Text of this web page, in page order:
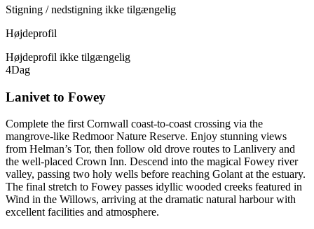
Stigning / nedstigning ikke tilgængelig
Højdeprofil
Højdeprofil ikke tilgængelig
4Dag
Lanivet to Fowey
Complete the first Cornwall coast-to-coast crossing via the
mangrove-like Redmoor Nature Reserve. Enjoy stunning views
from Helman’s Tor, then follow old drove routes to Lanlivery and
the well-placed Crown Inn. Descend into the magical Fowey river
valley, passing two holy wells before reaching Golant at the estuary.
The final stretch to Fowey passes idyllic wooded creeks featured in
Wind in the Willows, arriving at the dramatic natural harbour with
excellent facilities and atmosphere.